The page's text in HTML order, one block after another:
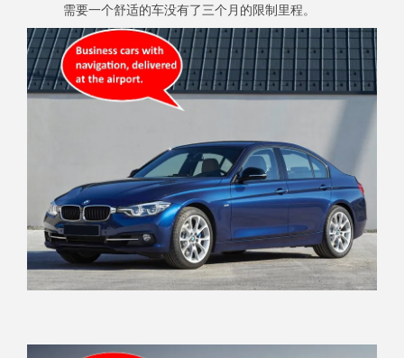
需要一个舒适的车没有了三个月的限制里程。